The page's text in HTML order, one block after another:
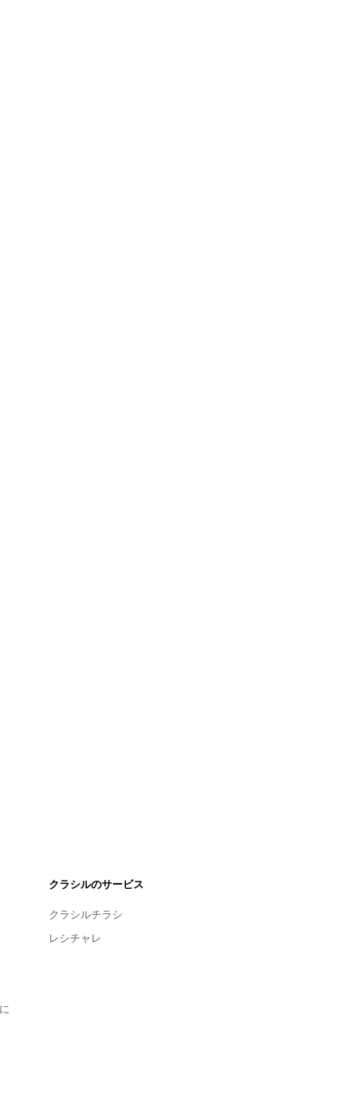
クラシルのサービス
クラシルチラシ
レシチャレ